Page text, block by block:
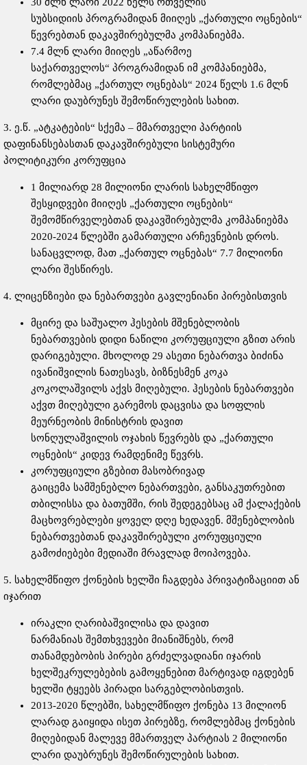
30 მლნ ლარი 2022 წელს რთველის
სუბსიდიის პროგრამიდან მიიღეს „ქართული ოცნების“
წევრებთან დაკავშირებულმა კომპანიებმა.
7.4 მლნ ლარი მიიღეს „აწარმოე
საქართველოს“ პროგრამიდან იმ კომპანიებმა,
რომლებმაც „ქართულ ოცნებას“ 2024 წელს 1.6 მლნ
ლარი დაუბრუნეს შემოწირულების სახით.
3. ე.წ. „ატკატების“ სქემა – მმართველი პარტიის
დაფინანსებასთან დაკავშირებული სისტემური
პოლიტიკური კორუფცია
1 მილიარდ 28 მილიონი ლარის სახელმწიფო
შესყიდვები მიიღეს „ქართული ოცნების“
შემომწირველებთან დაკავშირებულმა კომპანიებმა
2020-2024 წლებში გამართული არჩევნების დროს.
სანაცვლოდ, მათ „ქართულ ოცნებას“ 7.7 მილიონი
ლარი შესწირეს.
4. ლიცენზიები და ნებართვები გავლენიანი პირებისთვის
მცირე და საშუალო ჰესების მშენებლობის
ნებართვების დიდი ნაწილი კორუფციული გზით არის
დარიგებული. მხოლოდ 29 ასეთი ნებართვა ბიძინა
ივანიშვილის ნათესავს, ბიზნესმენ კოკა
კოკოლაშვილს აქვს მიღებული. ჰესების ნებართვები
აქვთ მიღებული გარემოს დაცვისა და სოფლის
მეურნეობის მინისტრის დავით
სონღულაშვილის ოჯახის წევრებს და „ქართული
ოცნების“ კიდევ რამდენიმე წევრს.
კორუფციული გზებით მასობრივად
გაიცემა სამშენებლო ნებართვები, განსაკუთრებით
თბილისსა და ბათუმში, რის შედეგებსაც ამ ქალაქების
მაცხოვრებლები ყოველ დღე ხედავენ. მშენებლობის
ნებართვებთან დაკავშირებული კორუფციული
გამოძიებები მედიაში მრავლად მოიპოვება.
5. სახელმწიფო ქონების ხელში ჩაგდება პრივატიზაციით ან
იჯარით
ირაკლი ღარიბაშვილისა და დავით
ნარმანიას შემთხვევები მიანიშნებს, რომ
თანამდებობის პირები გრძელვადიანი იჯარის
ხელშეკრულებების გამოყენებით მარტივად იგდებენ
ხელში ტყეებს პირადი სარგებლობისთვის.
2013-2020 წლებში, სახელმწიფო ქონება 13 მილიონ
ლარად გაიყიდა ისეთ პირებზე, რომლებმაც ქონების
მიღებიდან მალევე მმართველ პარტიას 2 მილიონი
ლარი დაუბრუნეს შემოწირულების სახით.